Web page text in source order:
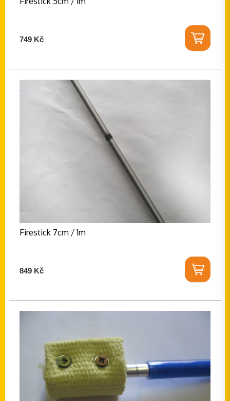
749 Kč
Firestick 7cm / 1m
849 Kč